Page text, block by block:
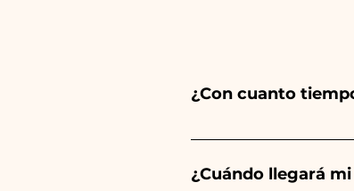
¿Con cuanto
Ceramiche Ania crea
tu evento es antes de
¿Cuándo llegará